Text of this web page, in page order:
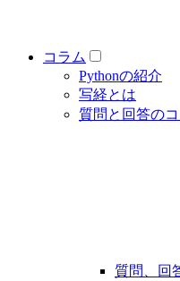
コラム
Pythonの紹介
写経とは
質問と回答の
質問、回